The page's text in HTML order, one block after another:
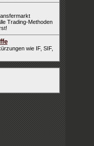
Trading-Methoden
wie IF, SIF,